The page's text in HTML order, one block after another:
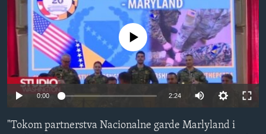
IZBJEGLIČKA STRANA
MAGAZIN
O GLASU AMERIKE
Learning English
PRATITE NAS
No media source currently available
0:00 2:24
"Tokom partnerstva Nacionalne garde Marlyland i